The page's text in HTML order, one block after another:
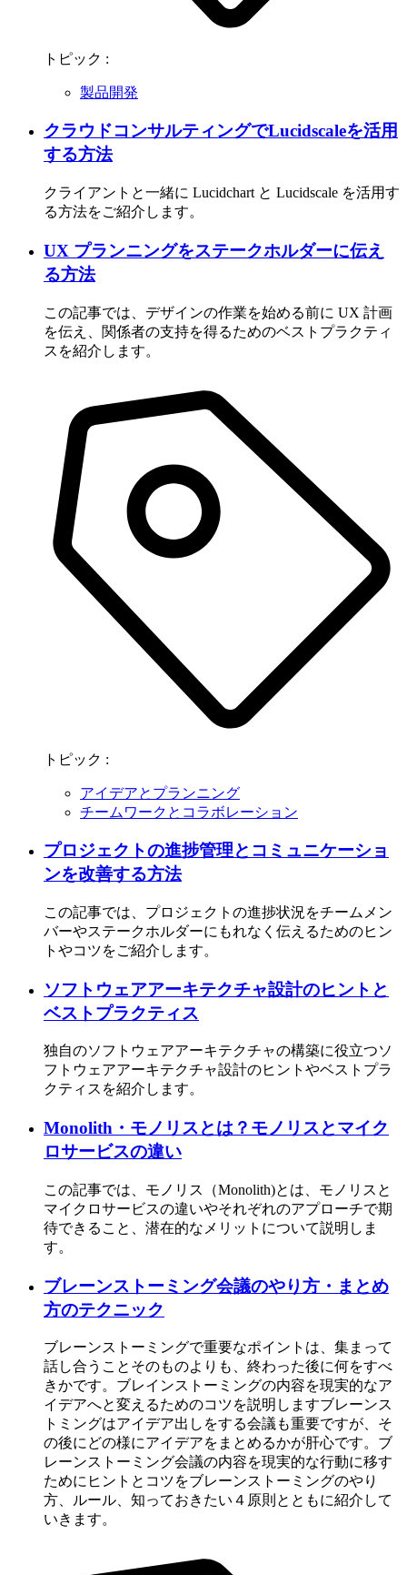
トピック :
製品開発
クラウドコンサルティングでLucidscaleを活用
する方法
クライアントと一緒に Lucidchart と Lucidscale を活用す
る方法をご紹介します。
UX プランニングをステークホルダーに伝え
る方法
この記事では、デザインの作業を始める前に UX 計画
を伝え、関係者の支持を得るためのベストプラクティ
スを紹介します。
トピック :
アイデアとプランニング
チームワークとコラボレーション
プロジェクトの進捗管理とコミュニケーショ
ンを改善する方法
この記事では、プロジェクトの進捗状況をチームメン
バーやステークホルダーにもれなく伝えるためのヒン
トやコツをご紹介します。
ソフトウェアアーキテクチャ設計のヒントと
ベストプラクティス
独自のソフトウェアアーキテクチャの構築に役立つソ
フトウェアアーキテクチャ設計のヒントやベストプラ
クティスを紹介します。
Monolith・モノリスとは？モノリスとマイク
ロサービスの違い
この記事では、モノリス（Monolith)とは、モノリスと
マイクロサービスの違いやそれぞれのアプローチで期
待できること、潜在的なメリットについて説明しま
す。
ブレーンストーミング会議のやり方・まとめ
方のテクニック
ブレーンストーミングで重要なポイントは、集まって
話し合うことそのものよりも、終わった後に何をすべ
きかです。ブレインストーミングの内容を現実的なア
イデアへと変えるためのコツを説明しますブレーンス
トミングはアイデア出しをする会議も重要ですが、そ
の後にどの様にアイデアをまとめるかが肝心です。ブ
レーンストーミング会議の内容を現実的な行動に移す
ためにヒントとコツをブレーンストーミングのやり
方、ルール、知っておきたい４原則とともに紹介して
いきます。